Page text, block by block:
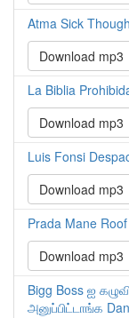
Atma Sick
Download mp3
La Biblia
Download mp3
Luis Fonsi
Download mp3
Prada Mane
Download mp3
Bigg Boss ஐ
அனுப்பிட்டாங்க